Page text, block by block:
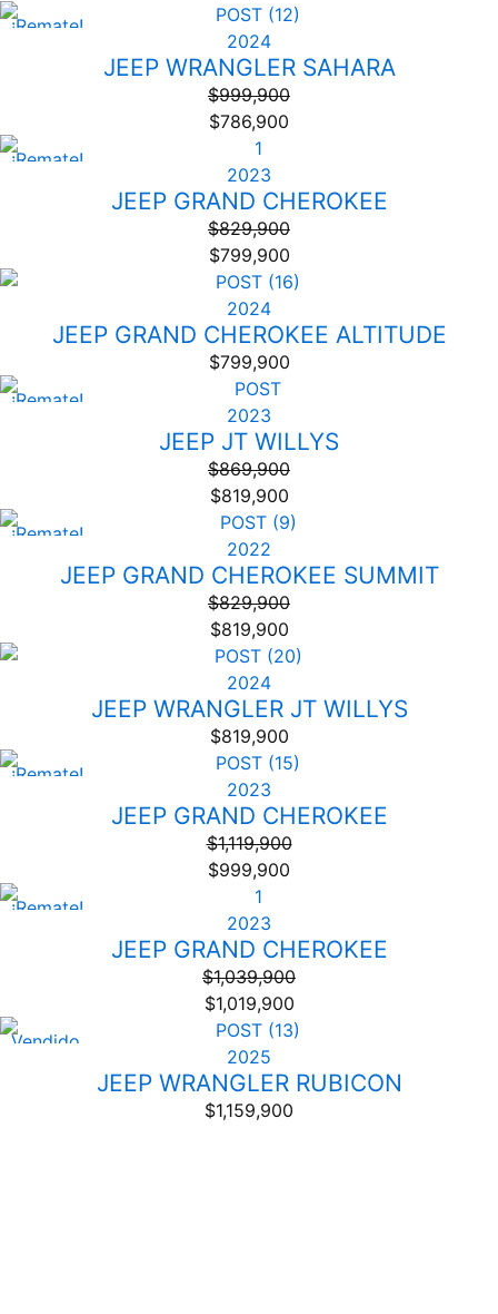
¡Remate!
2024
JEEP WRANGLER SAHARA
$999,900
$786,900
¡Remate!
2023
JEEP GRAND CHEROKEE
$829,900
$799,900
2024
JEEP GRAND CHEROKEE ALTITUDE
$799,900
¡Remate!
2023
JEEP JT WILLYS
$869,900
$819,900
¡Remate!
2022
JEEP GRAND CHEROKEE SUMMIT
$829,900
$819,900
2024
JEEP WRANGLER JT WILLYS
$819,900
¡Remate!
2023
JEEP GRAND CHEROKEE
$1,119,900
$999,900
¡Remate!
2023
JEEP GRAND CHEROKEE
$1,039,900
$1,019,900
Vendido
2025
JEEP WRANGLER RUBICON
$1,159,900